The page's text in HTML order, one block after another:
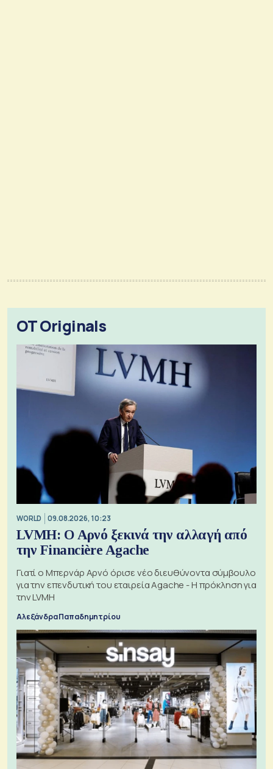
OT Originals
WORLD 09.08.2026, 10:23
LVMH: Ο Αρνό ξεκινά την αλλαγή από
την Financière Agache
Γιατί ο Μπερνάρ Αρνό όρισε νέο διευθύνοντα σύμβουλο
για την επενδυτική του εταιρεία Agache - Η πρόκληση για
την LVMH
Αλεξάνδρα Παπαδημητρίου